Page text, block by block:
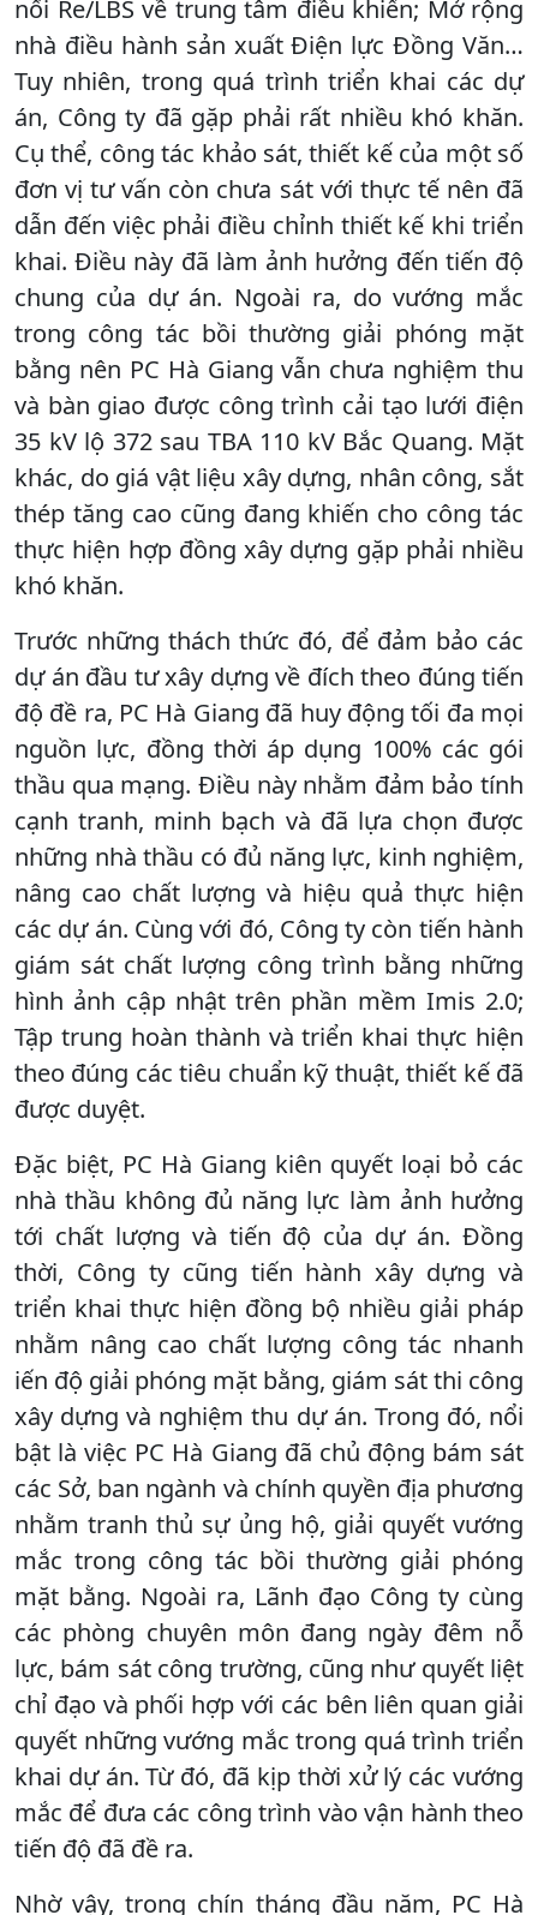
nối Re/LBS về trung tâm điều khiển; Mở rộng
nhà điều hành sản xuất Điện lực Đồng Văn…
Tuy nhiên, trong quá trình triển khai các dự
án, Công ty đã gặp phải rất nhiều khó khăn.
Cụ thể, công tác khảo sát, thiết kế của một số
đơn vị tư vấn còn chưa sát với thực tế nên đã
dẫn đến việc phải điều chỉnh thiết kế khi triển
khai. Điều này đã làm ảnh hưởng đến tiến độ
chung của dự án. Ngoài ra, do vướng mắc
trong công tác bồi thường giải phóng mặt
bằng nên PC Hà Giang vẫn chưa nghiệm thu
và bàn giao được công trình cải tạo lưới điện
35 kV lộ 372 sau TBA 110 kV Bắc Quang. Mặt
khác, do giá vật liệu xây dựng, nhân công, sắt
thép tăng cao cũng đang khiến cho công tác
thực hiện hợp đồng xây dựng gặp phải nhiều
khó khăn.
Trước những thách thức đó, để đảm bảo các
dự án đầu tư xây dựng về đích theo đúng tiến
độ đề ra, PC Hà Giang đã huy động tối đa mọi
nguồn lực, đồng thời áp dụng 100% các gói
thầu qua mạng. Điều này nhằm đảm bảo tính
cạnh tranh, minh bạch và đã lựa chọn được
những nhà thầu có đủ năng lực, kinh nghiệm,
nâng cao chất lượng và hiệu quả thực hiện
các dự án. Cùng với đó, Công ty còn tiến hành
giám sát chất lượng công trình bằng những
hình ảnh cập nhật trên phần mềm Imis 2.0;
Tập trung hoàn thành và triển khai thực hiện
theo đúng các tiêu chuẩn kỹ thuật, thiết kế đã
được duyệt.
Đặc biệt, PC Hà Giang kiên quyết loại bỏ các
nhà thầu không đủ năng lực làm ảnh hưởng
tới chất lượng và tiến độ của dự án. Đồng
thời, Công ty cũng tiến hành xây dựng và
triển khai thực hiện đồng bộ nhiều giải pháp
nhằm nâng cao chất lượng công tác nhanh
iến độ giải phóng mặt bằng, giám sát thi công
xây dựng và nghiệm thu dự án. Trong đó, nổi
bật là việc PC Hà Giang đã chủ động bám sát
các Sở, ban ngành và chính quyền địa phương
nhằm tranh thủ sự ủng hộ, giải quyết vướng
mắc trong công tác bồi thường giải phóng
mặt bằng. Ngoài ra, Lãnh đạo Công ty cùng
các phòng chuyên môn đang ngày đêm nỗ
lực, bám sát công trường, cũng như quyết liệt
chỉ đạo và phối hợp với các bên liên quan giải
quyết những vướng mắc trong quá trình triển
khai dự án. Từ đó, đã kịp thời xử lý các vướng
mắc để đưa các công trình vào vận hành theo
tiến độ đã đề ra.
Nhờ vậy, trong chín tháng đầu năm, PC Hà